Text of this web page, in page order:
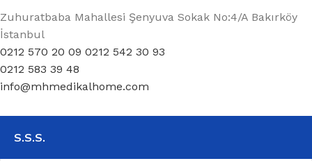
Zuhuratbaba Mahallesi Şenyuva Sokak No:4/A Bakırköy
İstanbul
0212 570 20 09 0212 542 30 93
0212 583 39 48
info@mhmedikalhome.com
S.S.S.